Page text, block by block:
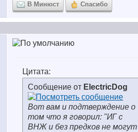
В Минюст Спасибо
Цитата:
Сообщение от ElectricDog
Вот вам и подтверждение о
том что я говорил: "ИГ с
ВНЖ и без предков не могут